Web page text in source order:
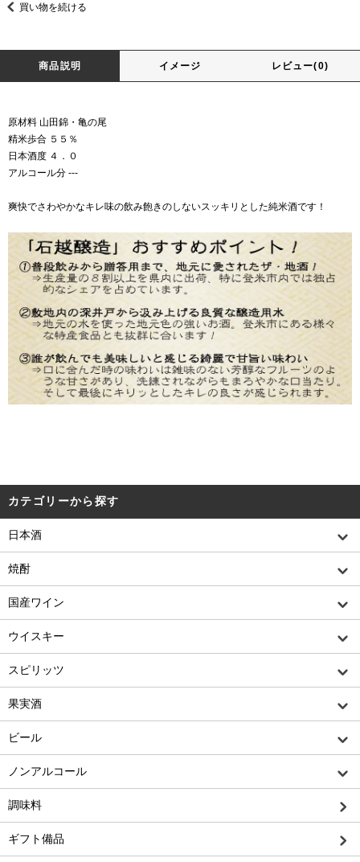
買い物を続ける
商品説明 イメージ レビュー(0)
原材料 山田錦・亀の尾
精米歩合 ５５％
日本酒度 ４．０
アルコール分 ---
爽快でさわやかなキレ味の飲み飽きのしないスッキリとした純米酒です！
カテゴリーから探す
日本酒
焼酎
国産ワイン
ウイスキー
スピリッツ
果実酒
ビール
ノンアルコール
調味料
ギフト備品